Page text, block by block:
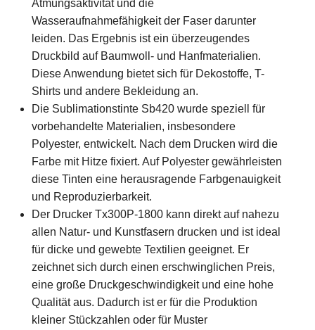
Atmungsaktivität und die
Wasseraufnahmefähigkeit der Faser darunter
leiden. Das Ergebnis ist ein überzeugendes
Druckbild auf Baumwoll- und Hanfmaterialien.
Diese Anwendung bietet sich für Dekostoffe, T-
Shirts und andere Bekleidung an.
Die Sublimationstinte Sb420 wurde speziell für
vorbehandelte Materialien, insbesondere
Polyester, entwickelt. Nach dem Drucken wird die
Farbe mit Hitze fixiert. Auf Polyester gewährleisten
diese Tinten eine herausragende Farbgenauigkeit
und Reproduzierbarkeit.
Der Drucker Tx300P-1800 kann direkt auf nahezu
allen Natur- und Kunstfasern drucken und ist ideal
für dicke und gewebte Textilien geeignet. Er
zeichnet sich durch einen erschwinglichen Preis,
eine große Druckgeschwindigkeit und eine hohe
Qualität aus. Dadurch ist er für die Produktion
kleiner Stückzahlen oder für Muster